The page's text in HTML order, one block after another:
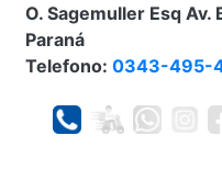
O. Sagemuller Esq Av.
Paraná
Telefono: 0343-495-